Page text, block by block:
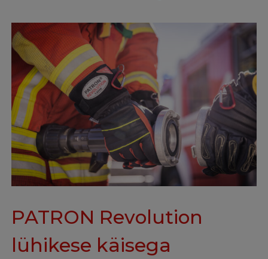
PATRON Revolution
lühikese käisega